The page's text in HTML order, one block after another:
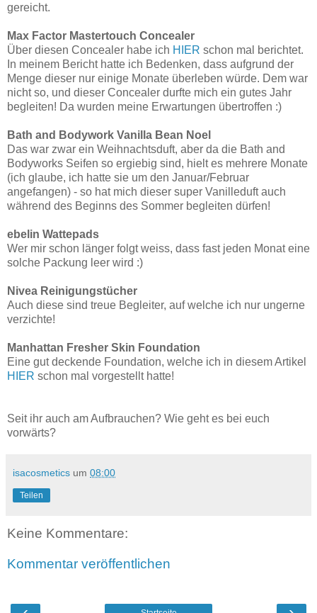
gereicht.
Max Factor Mastertouch Concealer
Über diesen Concealer habe ich HIER schon mal berichtet.
In meinem Bericht hatte ich Bedenken, dass aufgrund der
Menge dieser nur einige Monate überleben würde. Dem war
nicht so, und dieser Concealer durfte mich ein gutes Jahr
begleiten! Da wurden meine Erwartungen übertroffen :)
Bath and Bodywork Vanilla Bean Noel
Das war zwar ein Weihnachtsduft, aber da die Bath and
Bodyworks Seifen so ergiebig sind, hielt es mehrere Monate
(ich glaube, ich hatte sie um den Januar/Februar
angefangen) - so hat mich dieser super Vanilleduft auch
während des Beginns des Sommer begleiten dürfen!
ebelin Wattepads
Wer mir schon länger folgt weiss, dass fast jeden Monat eine
solche Packung leer wird :)
Nivea Reinigungstücher
Auch diese sind treue Begleiter, auf welche ich nur ungerne
verzichte!
Manhattan Fresher Skin Foundation
Eine gut deckende Foundation, welche ich in diesem Artikel
HIER schon mal vorgestellt hatte!
Seit ihr auch am Aufbrauchen? Wie geht es bei euch
vorwärts?
isacosmetics um 08:00
Teilen
Keine Kommentare:
Kommentar veröffentlichen